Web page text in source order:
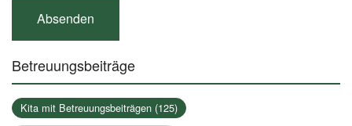
Betreuungsbeiträge
Kita mit Betreuungsbeiträgen (125)